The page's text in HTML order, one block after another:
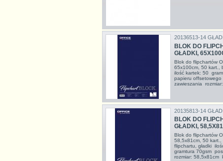
20136513-14
BLOK DO
GŁADKI,
Blok do flipchartów
65x100cm, 50 kart.,
ilość kartek: 50
papieru
zawieszania
20135813-14
BLOK DO
GŁADKI,
Blok do flipchartów
58,5x81cm, 50
flipchartu, gładki
gramtura 70gsm
rozmiar: 58,5x81cm